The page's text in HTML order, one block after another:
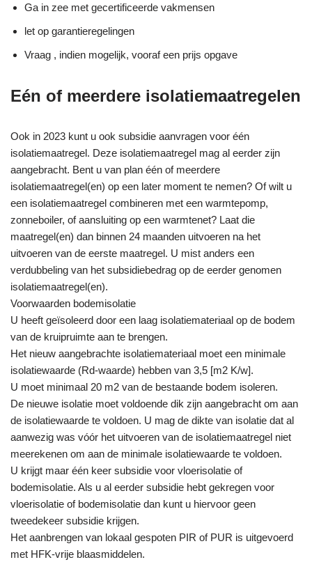
Ga in zee met gecertificeerde vakmensen
let op garantieregelingen
Vraag , indien mogelijk, vooraf een prijs opgave
Eén of meerdere isolatiemaatregelen
Ook in 2023 kunt u ook subsidie aanvragen voor één
isolatiemaatregel. Deze isolatiemaatregel mag al eerder zijn
aangebracht. Bent u van plan één of meerdere
isolatiemaatregel(en) op een later moment te nemen? Of wilt u
een isolatiemaatregel combineren met een warmtepomp,
zonneboiler, of aansluiting op een warmtenet? Laat die
maatregel(en) dan binnen 24 maanden uitvoeren na het
uitvoeren van de eerste maatregel. U mist anders een
verdubbeling van het subsidiebedrag op de eerder genomen
isolatiemaatregel(en).
Voorwaarden bodemisolatie
U heeft geïsoleerd door een laag isolatiemateriaal op de bodem
van de kruipruimte aan te brengen.
Het nieuw aangebrachte isolatiemateriaal moet een minimale
isolatiewaarde (Rd-waarde) hebben van 3,5 [m2 K/w].
U moet minimaal 20 m2 van de bestaande bodem isoleren.
De nieuwe isolatie moet voldoende dik zijn aangebracht om aan
de isolatiewaarde te voldoen. U mag de dikte van isolatie dat al
aanwezig was vóór het uitvoeren van de isolatiemaatregel niet
meerekenen om aan de minimale isolatiewaarde te voldoen.
U krijgt maar één keer subsidie voor vloerisolatie of
bodemisolatie. Als u al eerder subsidie hebt gekregen voor
vloerisolatie of bodemisolatie dan kunt u hiervoor geen
tweedekeer subsidie krijgen.
Het aanbrengen van lokaal gespoten PIR of PUR is uitgevoerd
met HFK-vrije blaasmiddelen.